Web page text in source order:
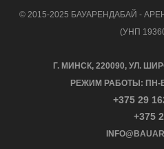
© 2015-2025 БАУАРЕНДАБАЙ -
(УНП
Г. МИНСК, 220090, УЛ.
РЕЖИМ РАБОТЫ: ПН-
+375 29
+375